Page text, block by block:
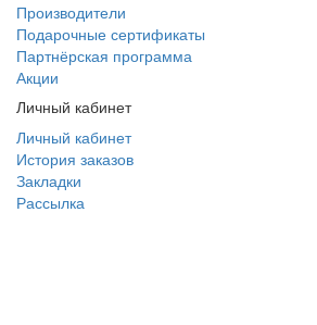
Производители
Подарочные сертификаты
Партнёрская программа
Акции
Личный кабинет
Личный кабинет
История заказов
Закладки
Рассылка